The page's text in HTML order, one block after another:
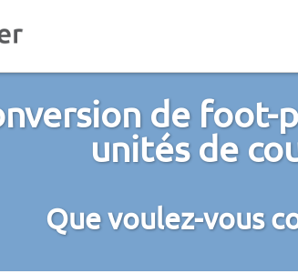
de
unités de
Que voulez-vous